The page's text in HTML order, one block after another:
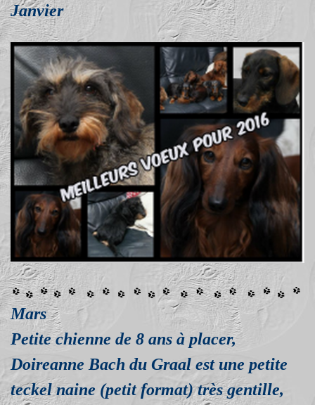
Janvier
Mars
Petite chienne de 8 ans à placer,
Doireanne Bach du Graal est une petite
teckel naine (petit format) très gentille,